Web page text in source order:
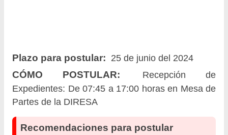
Plazo para postular: 25 de junio del 2024
CÓMO POSTULAR:
Recepción de
Expedientes: De 07:45 a 17:00 horas en Mesa de
Partes de la DIRESA
Recomendaciones para postular